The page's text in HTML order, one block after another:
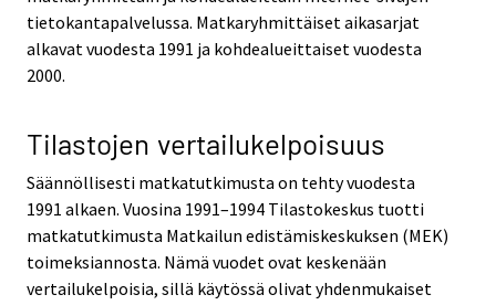
tietokantapalvelussa. Matkaryhmittäiset aikasarjat
alkavat vuodesta 1991 ja kohdealueittaiset vuodesta
2000.
Tilastojen vertailukelpoisuus
Säännöllisesti matkatutkimusta on tehty vuodesta
1991 alkaen. Vuosina 1991–1994 Tilastokeskus tuotti
matkatutkimusta Matkailun edistämiskeskuksen (MEK)
toimeksiannosta. Nämä vuodet ovat keskenään
vertailukelpoisia, sillä käytössä olivat yhdenmukaiset